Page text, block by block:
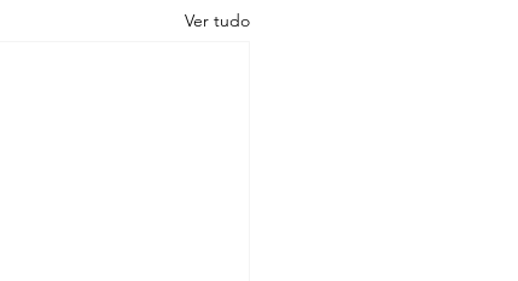
Ver tudo